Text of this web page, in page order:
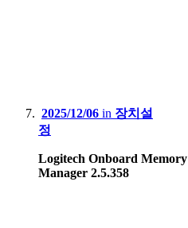
2025/12/06 in 장치설
정
Logitech Onboard Memory
Manager 2.5.358